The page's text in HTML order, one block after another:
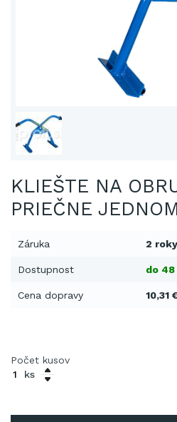
KLIEŠTE NA
PRIEČNE
Záruka 2 roky
Dostupnost do 48
Cena dopravy 10,31
Počet kusov
ks